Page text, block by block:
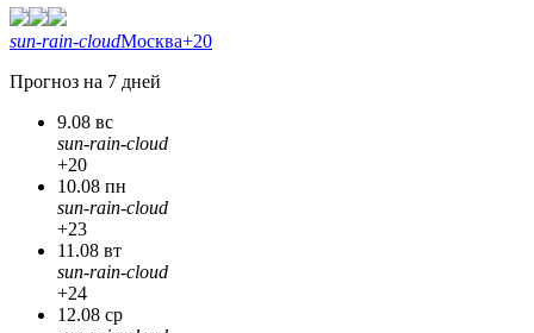
sun-rain-cloudМосква+20
Прогноз на 7 дней
9.08 вс
sun-rain-cloud
+20
10.08 пн
sun-rain-cloud
+23
11.08 вт
sun-rain-cloud
+24
12.08 ср